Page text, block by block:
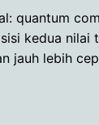
quantum
kedua nilai
jauh lebih